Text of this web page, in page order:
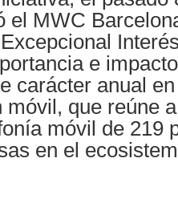
el MWC
e
carácter anual
móvil, que reúne
móvil de 219
en el